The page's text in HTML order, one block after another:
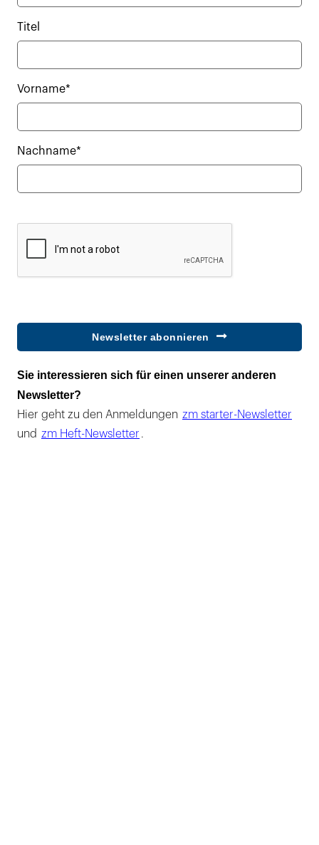
Titel
Vorname*
Nachname*
Newsletter abonnieren
Sie interessieren sich für einen unserer anderen
Newsletter?
Hier geht zu den Anmeldungen zm starter-Newsletter
und zm Heft-Newsletter .